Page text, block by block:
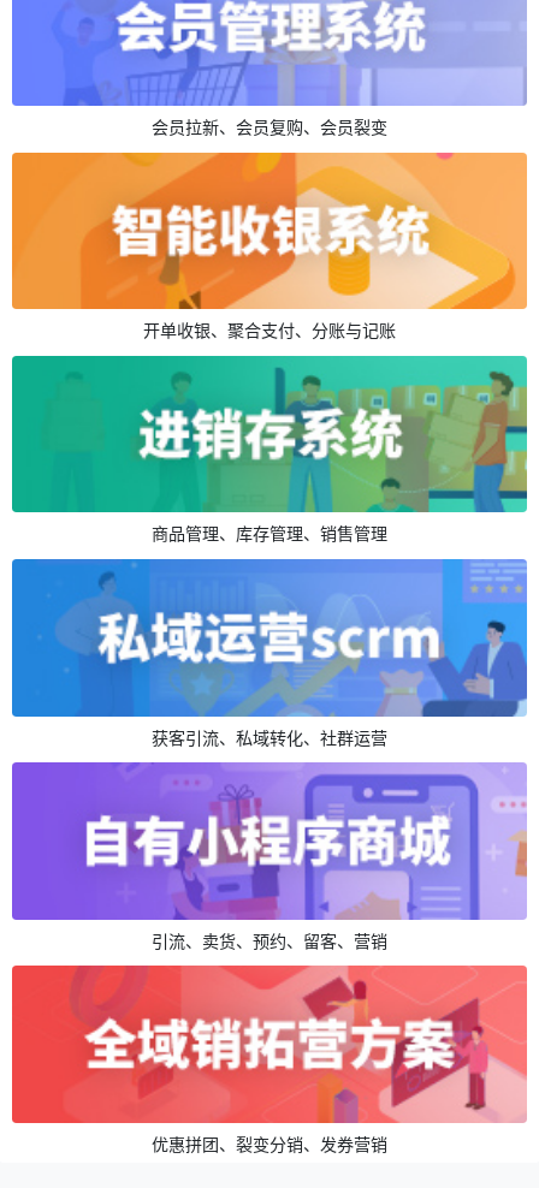
会员拉新、会员复购、会员裂变
开单收银、聚合支付、分账与记账
商品管理、库存管理、销售管理
获客引流、私域转化、社群运营
引流、卖货、预约、留客、营销
优惠拼团、裂变分销、发券营销